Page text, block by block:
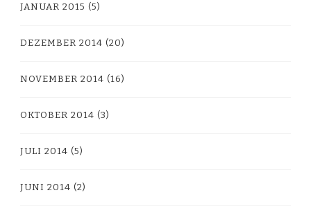
JANUAR 2015 (5)
DEZEMBER 2014 (20)
NOVEMBER 2014 (16)
OKTOBER 2014 (3)
JULI 2014 (5)
JUNI 2014 (2)